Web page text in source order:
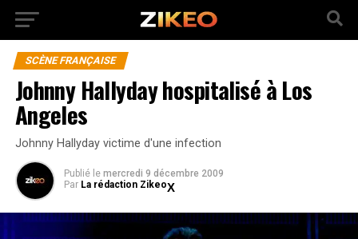
SCÈNE FRANÇAISE
Johnny Hallyday hospitalisé à Los
Angeles
Johnny Hallyday victime d'une infection
Publié le mercredi 9 décembre 2009
Par La rédaction Zikeo